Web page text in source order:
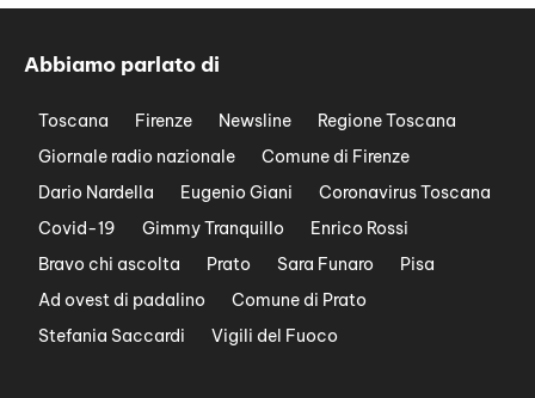
Abbiamo parlato di
Toscana Firenze Newsline
Regione Toscana
Giornale radio nazionale
Comune di Firenze
Dario Nardella
Eugenio Giani
Coronavirus Toscana
Covid-19
Gimmy Tranquillo
Enrico Rossi
Bravo chi ascolta
Prato Sara Funaro
Pisa
Ad ovest di padalino
Comune di Prato
Stefania Saccardi
Vigili del Fuoco